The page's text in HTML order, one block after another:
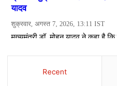
Recent